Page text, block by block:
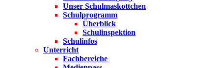
Unser Schulmaskottchen
Schulprogramm
Überblick
Schulinspektion
Schulinfos
Unterricht
Fachbereiche